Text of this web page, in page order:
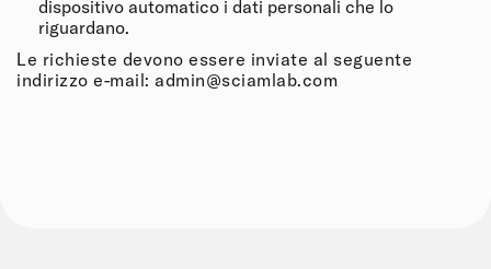
dispositivo automatico i dati personali che lo
riguardano.
Le richieste devono essere inviate al seguente
indirizzo e-mail: admin@sciamlab.com